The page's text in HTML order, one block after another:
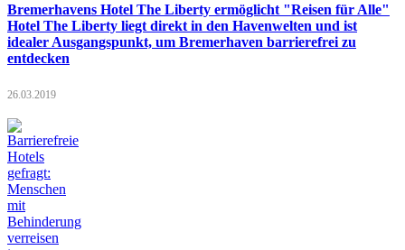
Bremerhavens Hotel The Liberty ermöglicht "Reisen für Alle"
Hotel The Liberty liegt direkt in den Havenwelten und ist
idealer Ausgangspunkt, um Bremerhaven barrierefrei zu
entdecken
26.03.2019